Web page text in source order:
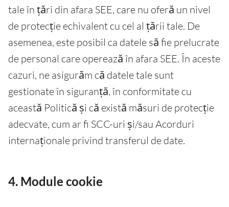
tale în țări din afara SEE, care nu oferă un nivel
de protecție echivalent cu cel al țării tale. De
asemenea, este posibil ca datele să fie prelucrate
de personal care operează în afara SEE. În aceste
cazuri, ne asigurăm că datele tale sunt
gestionate în siguranță, în conformitate cu
această Politică și că există măsuri de protecție
adecvate, cum ar fi SCC-uri și/sau Acorduri
internaționale privind transferul de date.
4. Module cookie